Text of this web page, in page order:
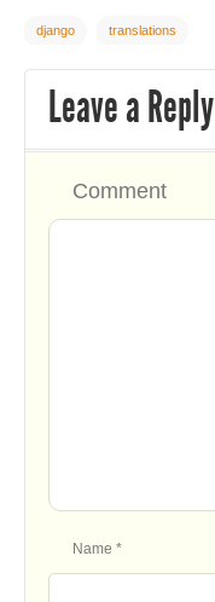
django translations
Leave a Reply
Comment
Name *